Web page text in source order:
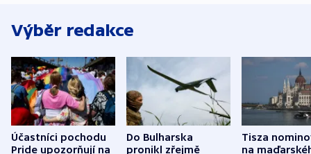
Výběr redakce
Účastníci pochodu
Pride upozorňují na
Do Bulharska
pronikl zřejmě
Tisza
na